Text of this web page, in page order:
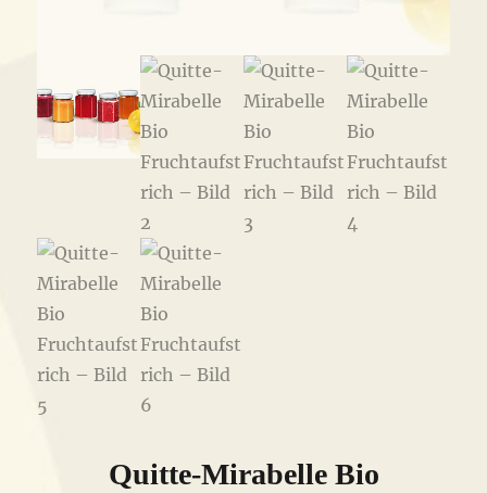
Quitte-Mirabelle Bio